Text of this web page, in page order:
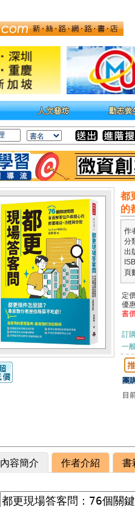
都
的
作
分
出
頁
定
優
書
訂
一
團
目
內容簡介 作者介紹 書